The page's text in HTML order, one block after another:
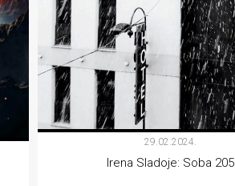
29.02.2024.
Irena Sladoje: Soba 205